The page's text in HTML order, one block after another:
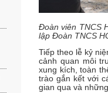
Đoàn viên TNCS
lập Đoàn TNCS
Tiếp theo lễ kỷ
cảnh quan môi
xung kích, toàn
trào gắn kết với
gian qua và